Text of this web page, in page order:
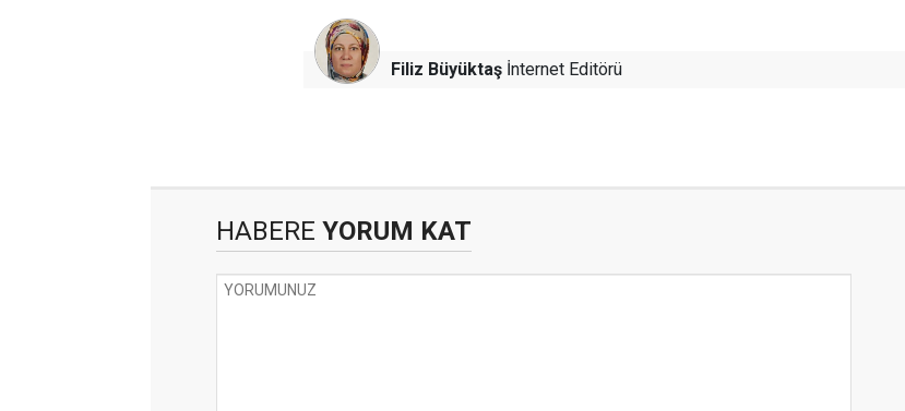
Filiz Büyüktaş İnternet Editörü
HABERE YORUM KAT